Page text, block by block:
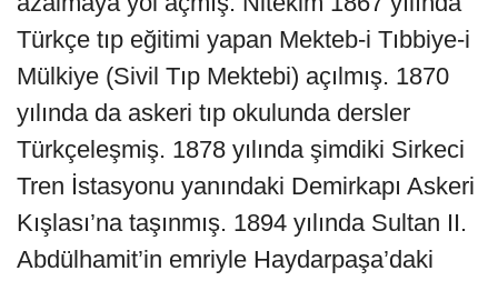
Türkçe tıp eğitimi yapan Mekteb-i Tıbbiye-i
Mülkiye (Sivil Tıp Mektebi) açılmış. 1870
yılında da askeri tıp okulunda dersler
Türkçeleşmiş. 1878 yılında şimdiki Sirkeci
Tren İstasyonu yanındaki Demirkapı Askeri
Kışlası’na taşınmış. 1894 yılında Sultan II.
Abdülhamit’in emriyle Haydarpaşa’daki